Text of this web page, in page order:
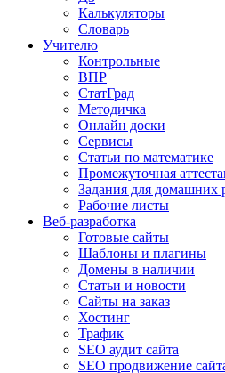
Калькуляторы
Словарь
Учителю
Контрольные
ВПР
СтатГрад
Методичка
Онлайн доски
Сервисы
Статьи по математике
Промежуточная
Задания для домашних
Рабочие листы
Веб-разработка
Готовые сайты
Шаблоны и плагины
Домены в наличии
Статьи и новости
Сайты на заказ
Хостинг
Трафик
SEO аудит сайта
SEO продвижение